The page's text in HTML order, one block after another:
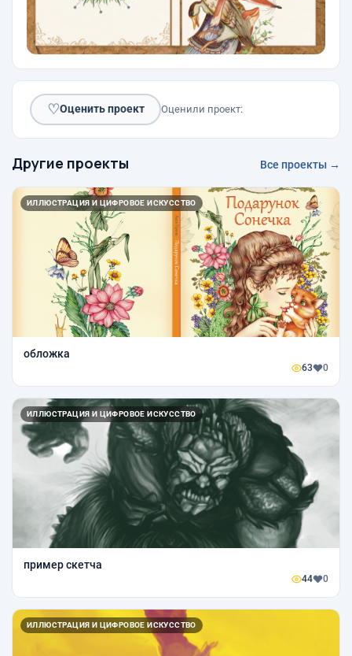
♡Оценить проект Оценили проект:
Другие проекты Все проекты →
ИЛЛЮСТРАЦИЯ И ЦИФРОВОЕ ИСКУССТВО
обложка
63 0
ИЛЛЮСТРАЦИЯ И ЦИФРОВОЕ ИСКУССТВО
пример скетча
44 0
ИЛЛЮСТРАЦИЯ И ЦИФРОВОЕ ИСКУССТВО